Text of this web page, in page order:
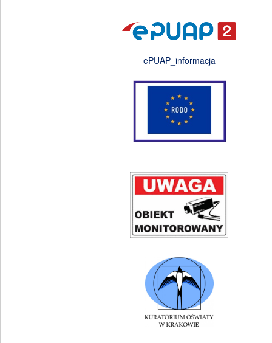
ePUAP_informacja